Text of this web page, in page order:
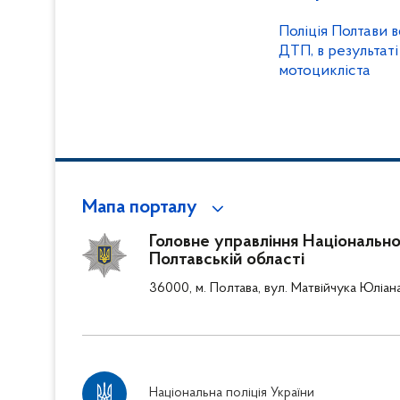
Поліція Полтави
ДТП, в
мотоцикліста
Мапа порталу
Головне управління
Полтавській області
36000, м. Полтава, вул. Матвійчука
Національна поліція України